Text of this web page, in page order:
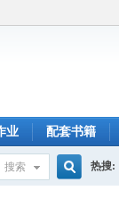
业 配套书籍
搜索 热搜: